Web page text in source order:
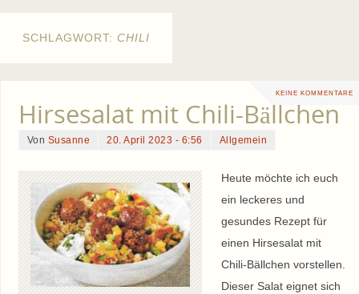
SCHLAGWORT: CHILI
KEINE KOMMENTARE
Hirsesalat mit Chili-Bällchen
Von Susanne 20. April 2023 - 6:56 Allgemein
Heute möchte ich euch
ein leckeres und
gesundes Rezept für
einen Hirsesalat mit
Chili-Bällchen vorstellen.
Dieser Salat eignet sich